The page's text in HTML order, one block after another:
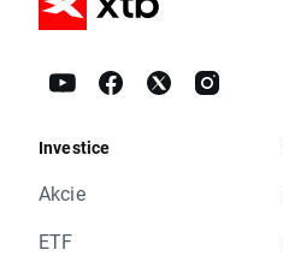
Investice
Akcie
ETF